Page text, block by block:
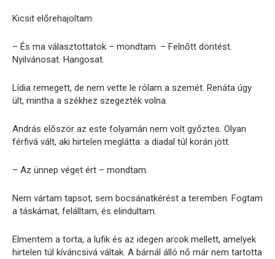
Kicsit előrehajoltam.
– És ma választottatok – mondtam. – Felnőtt döntést.
Nyilvánosat. Hangosat.
Lídia remegett, de nem vette le rólam a szemét. Renáta úgy
ült, mintha a székhez szegezték volna.
András először az este folyamán nem volt győztes. Olyan
férfivá vált, aki hirtelen meglátta: a diadal túl korán jött.
– Az ünnep véget ért – mondtam.
Nem vártam tapsot, sem bocsánatkérést a teremben. Fogtam
a táskámat, felálltam, és elindultam.
Elmentem a torta, a lufik és az idegen arcok mellett, amelyek
hirtelen túl kíváncsivá váltak. A bárnál álló nő már nem tartotta